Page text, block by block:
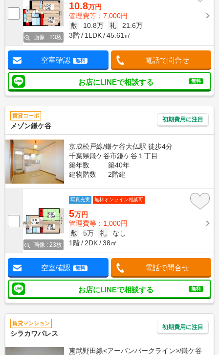
画像 : 23枚
10.8万円
管理費等：7,000円
敷
10.8万 礼
21.6万
3階
1LDK 45.61㎡
空室確認 無料 電話で問合せ
お店にLINEで相談する 無料
賃貸コーポ
メゾン鎌ケ谷
初期費用に注目
京成松戸線/鎌ケ谷大仏駅 徒歩4分
千葉県鎌ケ谷市鎌ケ谷１丁目
築年数
築40年
建物階数
2階建
画像 : 23枚
写真充実 無料オンライン相談可
5万円
管理費等：1,000円
敷
5万 礼
なし
1階
2DK 38㎡
空室確認 無料 電話で問合せ
お店にLINEで相談する 無料
賃貸マンション
シラカワパレス
初期費用に注目
東武野田線<アーバンパークライン>/鎌ケ谷